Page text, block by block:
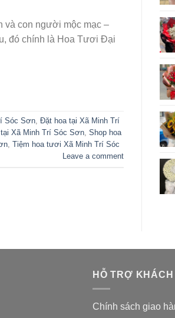
và con người mộc mạc –
đó chính là Hoa Tươi Đại
Sóc Sơn, Đặt hoa tại Xã Minh Trí
Xã Minh Trí Sóc Sơn, Shop hoa
, Tiệm hoa tươi Xã Minh Trí Sóc
Leave a comment
HỖ TRỢ
Chính sách giao